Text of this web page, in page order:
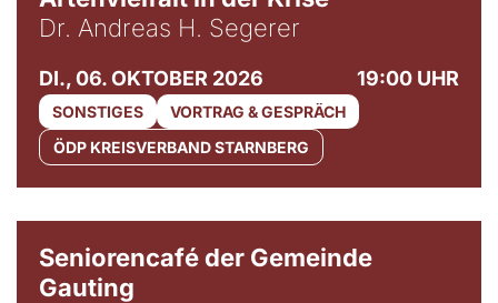
Dr. Andreas H. Segerer
DI., 06. OKTOBER 2026 19:00 UHR
SONSTIGES
VORTRAG & GESPRÄCH
ÖDP KREISVERBAND STARNBERG
Seniorencafé der Gemeinde
Gauting